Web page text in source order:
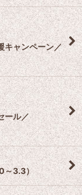
キャンペーン／
ール／
～3.3）